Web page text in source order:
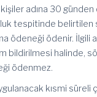
kişiler adına 30
tespitinde
ödeneği ödenir. İlgili
bildirilmesi halinde,
ödenmez.
kısmi süreli